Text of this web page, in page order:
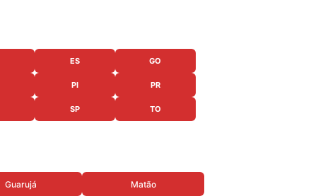
ES GO
PI PR
SP TO
Guarujá Matão